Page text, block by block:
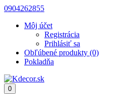
0904262855
Môj účet
Registrácia
Prihlásiť sa
Obľúbené produkty (0)
Pokladňa
0